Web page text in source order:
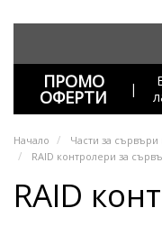
ПРОМО
ОФЕРТИ |
Начало
Части за сървъри
RAID контролери за
RAID